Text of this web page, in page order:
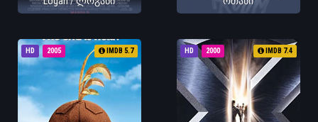
HD 2005 IMDB 5.7 HD 2000 IMDB 7.4